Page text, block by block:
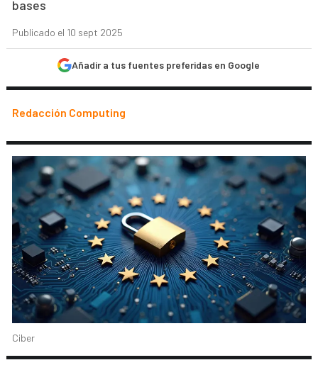
bases
Publicado el 10 sept 2025
Añadir a tus fuentes preferidas en Google
Redacción Computing
Ciber